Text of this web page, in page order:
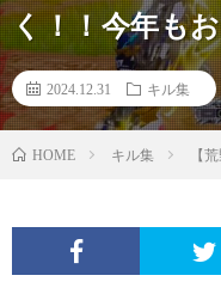
く！！今年も
2024.12.31 キル集
HOME キル集 【